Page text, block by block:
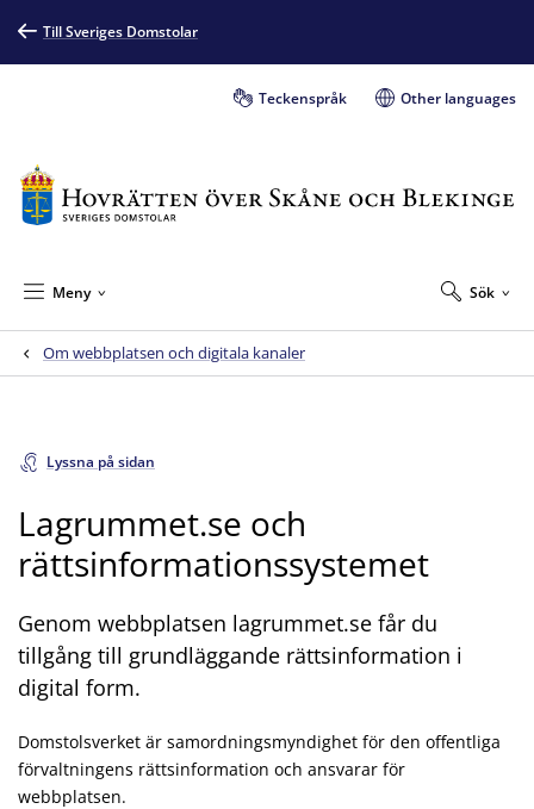
Till Sveriges Domstolar
Teckenspråk Other languages
Sök
Meny
Om webbplatsen och digitala kanaler
Lyssna på sidan
Lagrummet.se och
rättsinformationssystemet
Genom webbplatsen lagrummet.se får du
tillgång till grundläggande rättsinformation i
digital form.
Domstolsverket är samordningsmyndighet för den offentliga
förvaltningens rättsinformation och ansvarar för
webbplatsen.